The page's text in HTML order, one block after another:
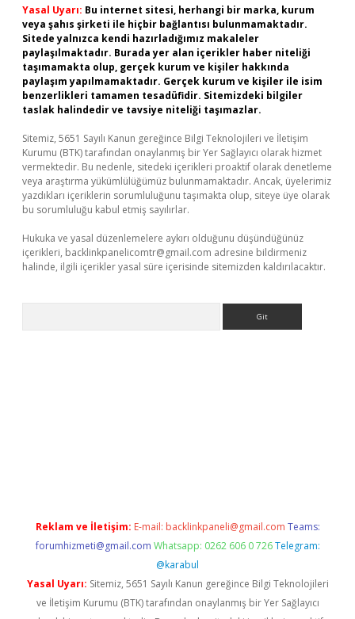
Yasal Uyarı: Bu internet sitesi, herhangi bir marka, kurum
veya şahıs şirketi ile hiçbir bağlantısı bulunmamaktadır.
Sitede yalnızca kendi hazırladığımız makaleler
paylaşılmaktadır. Burada yer alan içerikler haber niteliği
taşımamakta olup, gerçek kurum ve kişiler hakkında
paylaşım yapılmamaktadır. Gerçek kurum ve kişiler ile isim
benzerlikleri tamamen tesadüfidir. Sitemizdeki bilgiler
taslak halindedir ve tavsiye niteliği taşımazlar.
Sitemiz, 5651 Sayılı Kanun gereğince Bilgi Teknolojileri ve İletişim
Kurumu (BTK) tarafından onaylanmış bir Yer Sağlayıcı olarak hizmet
vermektedir. Bu nedenle, sitedeki içerikleri proaktif olarak denetleme
veya araştırma yükümlülüğümüz bulunmamaktadır. Ancak, üyelerimiz
yazdıkları içeriklerin sorumluluğunu taşımakta olup, siteye üye olarak
bu sorumluluğu kabul etmiş sayılırlar.
Hukuka ve yasal düzenlemelere aykırı olduğunu düşündüğünüz
içerikleri, backlinkpanelicomtr@gmail.com adresine bildirmeniz
halinde, ilgili içerikler yasal süre içerisinde sitemizden kaldırılacaktır.
Reklam ve İletişim: E-mail: backlinkpaneli@gmail.com Teams:
forumhizmeti@gmail.com Whatsapp: 0262 606 0 726 Telegram:
@karabul
Yasal Uyarı: Sitemiz, 5651 Sayılı Kanun gereğince Bilgi Teknolojileri
ve İletişim Kurumu (BTK) tarafından onaylanmış bir Yer Sağlayıcı